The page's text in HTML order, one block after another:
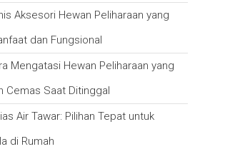
Aksesori Hewan Peliharaan yang
dan Fungsional
Mengatasi Hewan Peliharaan yang
Cemas Saat Ditinggal
Air Tawar: Pilihan Tepat untuk
di Rumah